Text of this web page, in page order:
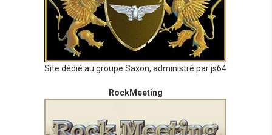
Site dédié au groupe Saxon, administré par js64
RockMeeting